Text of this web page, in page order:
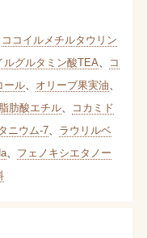
ココイルメチルタウリン
ルグルタミン酸TEA
コ
ール、 オリーブ果実油
肪酸エチル、
コカミド
ニウム-7、 ラウリルベ
、 フェノキシエタノー